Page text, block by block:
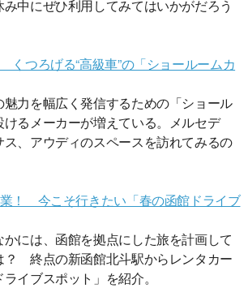
中にぜひ利用してみてはいかがだろう
つろげる“高級車”の「ショールームカ
力を幅広く発信するための「ショール
るメーカーが増えている。メルセデ
、アウディのスペースを訪れてみるの
！ 今こそ行きたい「春の函館ドライブ
には、函館を拠点にした旅を計画して
？ 終点の新函館北斗駅からレンタカー
イブスポット」を紹介。